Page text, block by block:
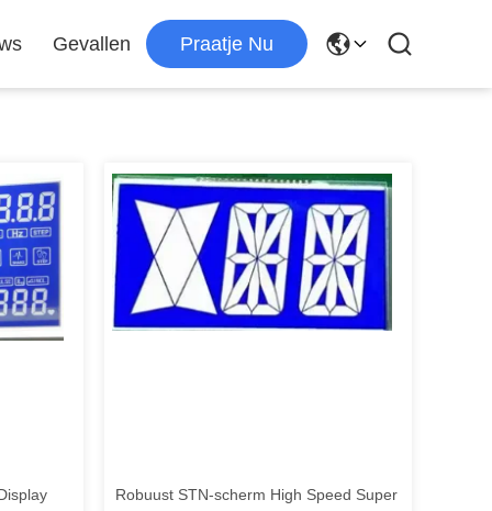
Gevallen Praatje Nu
Robuust STN-scherm High Speed Super